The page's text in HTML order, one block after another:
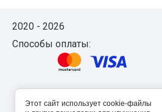
2020 - 2026
Способы оплаты:
Этот сайт использует cookie-файлы